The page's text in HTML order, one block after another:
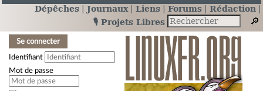
Dépêches Journaux Liens Forums
Rédaction
🎙️ Projets Libres
Se connecter
Identifiant
Mot de passe